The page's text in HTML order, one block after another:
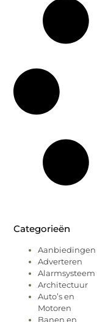
Categorieën
Aanbiedingen
Adverteren
Alarmsysteem
Architectuur
Auto’s en
Motoren
Banen en